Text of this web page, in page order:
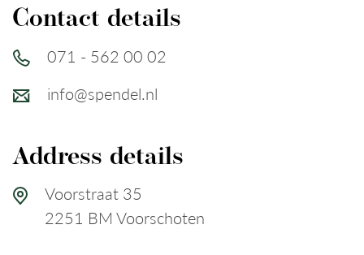
Contact
Contact details
071 - 562 00 02
info@spendel.nl
Address details
Voorstraat 35
2251 BM Voorschoten